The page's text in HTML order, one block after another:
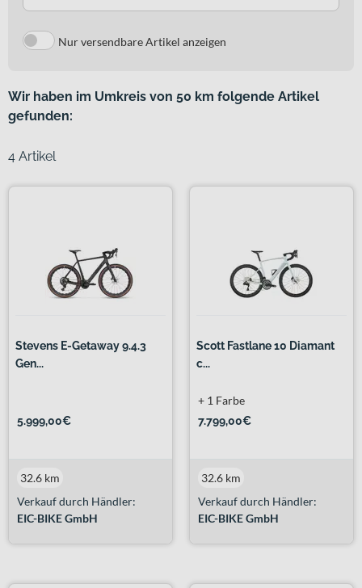
Nur versendbare Artikel anzeigen
Wir haben im Umkreis von 50 km folgende Artikel
gefunden:
4 Artikel
Stevens E-Getaway 9.4.3
Gen...
5.999,00€
Verkauf durch Händler:
EIC-BIKE GmbH
32.6 km
Scott Fastlane 10 Diamant
c...
7.799,00€
+ 1 Farbe
Verkauf durch Händler:
EIC-BIKE GmbH
32.6 km